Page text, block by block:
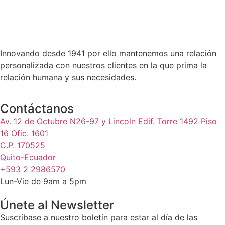
Innovando desde 1941 por ello mantenemos una relación
personalizada con nuestros clientes en la que prima la
relación humana y sus necesidades.
Contáctanos
Av. 12 de Octubre N26-97 y Lincoln Edif. Torre 1492 Piso
16 Ofic. 1601
C.P. 170525
Quito-Ecuador
+593 2 2986570
Lun-Vie de 9am a 5pm
Únete al Newsletter
Suscríbase a nuestro boletín para estar al día de las